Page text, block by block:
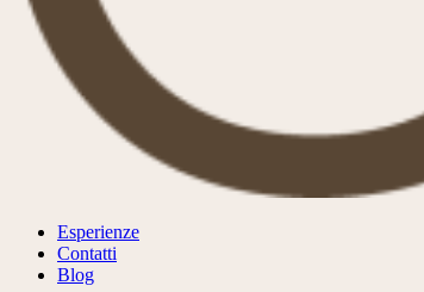
Esperienze
Contatti
Blog